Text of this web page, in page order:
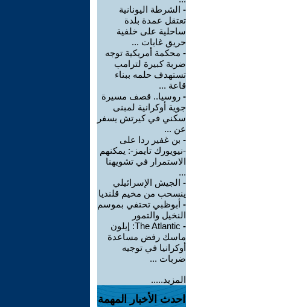
- الشرطة اليونانية
تعتقل عمدة بلدة
ساحلية على خلفية
حريق غابات ...
- محكمة أمريكية توجه
ضربة كبيرة لترامب
تستهدف حلمه ببناء
قاعة ...
- روسيا.. قصف مسيرة
جوية أوكرانية لمبنى
سكني في كيرتش يسفر
عن ...
- بن غفير ردا على
-نيويورك تايمز-: يمكنهم
الاستمرار في تشويهنا
...
- الجيش الإسرائيلي
ينسحب من مخيم قلنديا
- أبوظبي تحتفي بموسم
النخيل والتمور
-
The Atlantic: إيلون
ماسك رفض مساعدة
أوكرانيا في توجيه
ضربات ...
المزيد.....
احدث الأخبار المهمة